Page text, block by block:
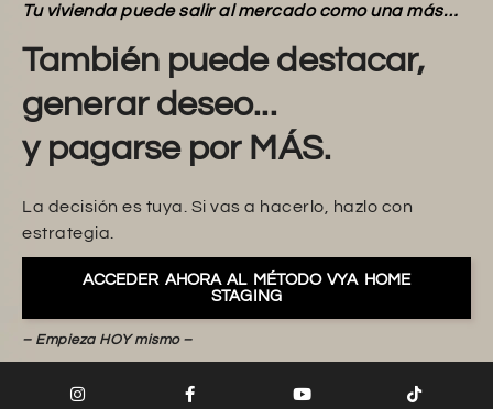
Tu vivienda puede salir al mercado como una más…
También puede destacar,
generar deseo...
y pagarse por MÁS.
La decisión es tuya. Si vas a hacerlo, hazlo con
estrategia.
ACCEDER AHORA AL MÉTODO VYA HOME
STAGING
– Empieza HOY mismo –